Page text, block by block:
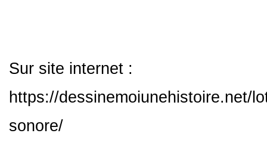
Sur site internet :
https://dessinemoiunehistoire.net/
sonore/